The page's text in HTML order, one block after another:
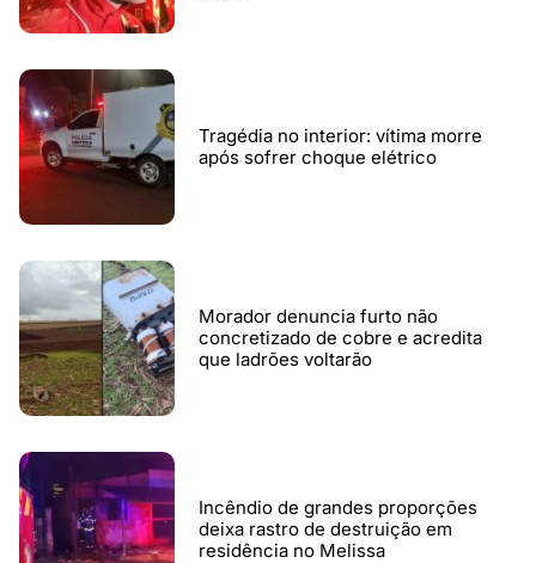
Tragédia no interior: vítima morre
após sofrer choque elétrico
Morador denuncia furto não
concretizado de cobre e acredita
que ladrões voltarão
Incêndio de grandes proporções
deixa rastro de destruição em
residência no Melissa